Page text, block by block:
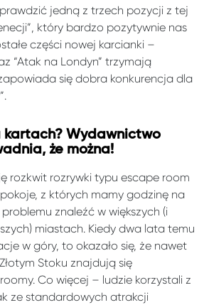
jedną z trzech pozycji z tej
który bardzo pozytywnie nas
części nowej karcianki –
“Atak na Londyn” trzymają
się dobra konkurencja dla
kartach? Wydawnictwo
że można!
rozkwit rozrywki typu escape room
z których mamy godzinę na
znaleźć w większych (i
miastach. Kiedy dwa lata temu
w góry, to okazało się, że nawet
Stoku znajdują się
Co więcej – ludzie korzystali z
ze standardowych atrakcji